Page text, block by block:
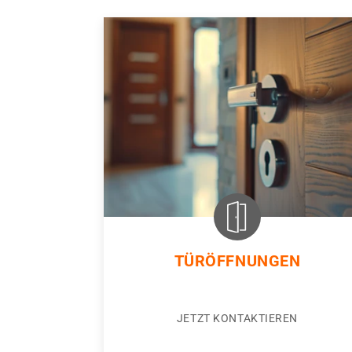
TÜRÖFFNUNGEN
JETZT KONTAKTIEREN